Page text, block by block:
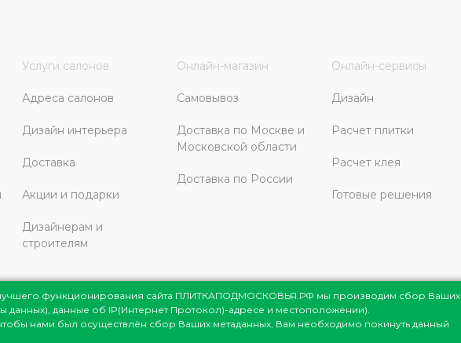
Услуги салонов
Адреса салонов
Дизайн интерьера
Доставка
Акции и подарки
Дизайнерам и
строителям
Онлайн-магазин
Самовывоз
Доставка по Москве и
Московской области
Доставка по России
Онлайн-сервисы
Дизайн
Расчет плитки
Расчет клея
Готовые решения
© 1998-2026
представлена на сайте
функционирования сайта ПЛИТКАПОДМОСКОВЬЯ.РФ мы производим сбор Ваших
данных), данные об IP(Интернет Протокол)-адресе и местоположении).
нами был осуществлён сбор Ваших метаданных, Вам необходимо покинуть данный